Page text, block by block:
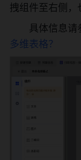
拽组件至右侧，
具体信息请
多维表格？